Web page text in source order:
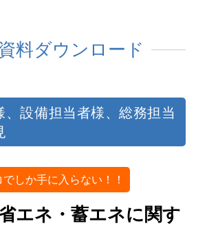
料ダウンロード
、設備担当者様、総務担当
でしか手に入らない！！
エネ・蓄エネに関す